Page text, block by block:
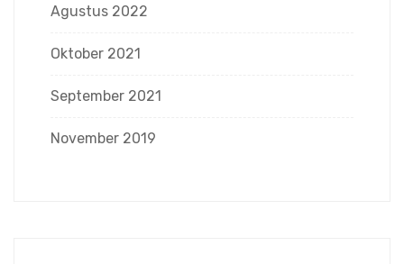
Agustus 2022
Oktober 2021
September 2021
November 2019